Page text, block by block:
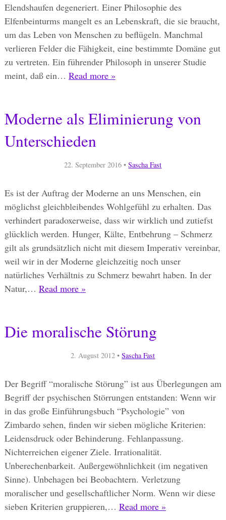
Elendshaufen degeneriert. Einer Philosophie des
Elfenbeinturms mangelt es an Lebenskraft, die sie braucht,
um das Leben von Menschen zu beflügeln. Manchmal
verlieren Felder die Fähigkeit, eine bestimmte Domäne gut
zu vertreten. Ein führender Philosoph in unserer Studie
meint, daß ein… Read more »
Moderne als Eliminierung von
Unterschieden
22. September 2016 •Sascha Fast
Es ist der Auftrag der Moderne an uns Menschen, ein
möglichst gleichbleibendes Wohlgefühl zu erhalten. Das
verhindert paradoxerweise, dass wir wirklich und zutiefst
glücklich werden. Hunger, Kälte, Entbehrung – Schmerz
gilt als grundsätzlich nicht mit diesem Imperativ vereinbar,
weil wir in der Moderne gleichzeitig noch unser
natürliches Verhältnis zu Schmerz bewahrt haben. In der
Natur,… Read more »
Die moralische Störung
2. August 2012 •Sascha Fast
Der Begriff “moralische Störung” ist aus Überlegungen am
Begriff der psychischen Störrungen entstanden: Wenn wir
in das große Einführungsbuch “Psychologie” von
Zimbardo sehen, finden wir sieben mögliche Kriterien:
Leidensdruck oder Behinderung. Fehlanpassung.
Nichterreichen eigener Ziele. Irrationalität.
Unberechenbarkeit. Außergewöhnlichkeit (im negativen
Sinne). Unbehagen bei Beobachtern. Verletzung
moralischer und gesellschaftlicher Norm. Wenn wir diese
sieben Kriterien gruppieren,… Read more »